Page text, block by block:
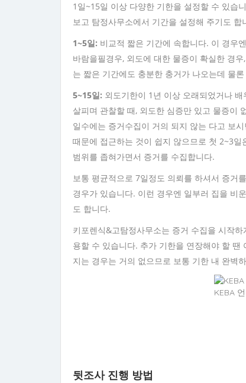
1일~15일 이상 다양한 기한을 설정할 수 있습
보고 탐정사무소에서 기간을 설정해 주기도
1~5일: 비교적 짧은 기간에 속합니다. 이 경우
바람을필경우, 외도에 대한 물증이 확실한 경
는 짧은 기간에도 충분한 충거가 나오는데 물
5~15일: 외도기한이 1년 이상 오래되었거나
살피며 관찰할 때, 외도한 심증만 있고 물증이
일수에는 증거수집이 거의 되지 않는 다고 보
때문에 접근하는 것이 쉽지 않으므로 첫 2~3
범위를 좁혀가면서 증거를 수집합니다.
보통 평균적으로 7일정도 의뢰를 하셔서 증거
경우가 있습니다. 이런 경우엔 일부러 집을 비
도 합니다.
키포렌식&고탐정사무소는 증거 수집을 시작
용할 수 있습니다. 추가 기한을 연장해야 할
지는 경우는 거의 없으므로 보통 기한 내 완벽
KEBA
뒷조사 진행 방법